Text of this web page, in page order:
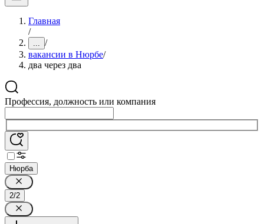
Главная
/
... /
вакансии в Нюрбе/
два через два
Профессия, должность или компания
Нюрба
2/2